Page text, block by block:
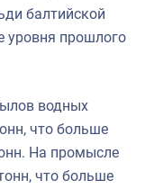
балтийской
уровня прошлого
водных
что больше
На промысле
что больше